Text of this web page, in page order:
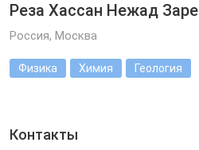
Реза Хассан Нежад Заре
Россия, Москва
Физика Химия Геология
Контакты